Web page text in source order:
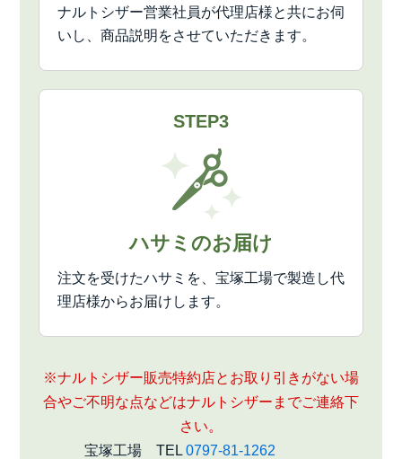
ナルトシザー営業社員が代理店様と共にお伺
いし、商品説明をさせていただきます。
STEP3
ハサミのお届け
注文を受けたハサミを、宝塚工場で製造し代
理店様からお届けします。
※ナルトシザー販売特約店とお取り引きがない場
合やご不明な点などはナルトシザーまでご連絡下
さい。
宝塚工場 TEL 0797-81-1262